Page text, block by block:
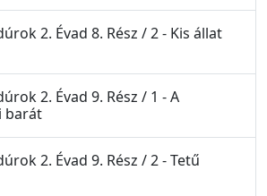
2. Évad 8. Rész / 2 - Kis állat
2. Évad 9. Rész / 1 - A
barát
2. Évad 9. Rész / 2 - Tetű